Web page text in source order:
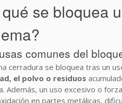
se bloquea
comunes del
cerradura se bloquea tras un
el polvo o residuos
Además, un uso excesivo o
en partes metálicas,